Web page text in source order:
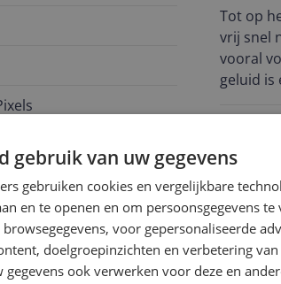
Tot op
vrij snel
vooral
geluid is
BramAP
24-11-
Leuke
gebruik van uw gegevens
gebruiken cookies en vergelijkbare
en te openen en om persoonsgegevens
voor gepersonaliseerde
doelgroepinzichten en verbetering
gegevens ook verwerken voor deze en